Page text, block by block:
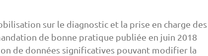
sur le diagnostic et la prise en charge des
de bonne pratique publiée en juin 2018
de données significatives pouvant modifier la